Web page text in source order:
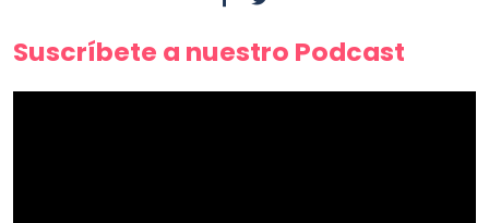
Suscríbete a nuestro Podcast